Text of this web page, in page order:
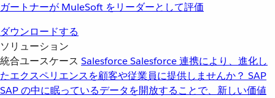
ガートナーが MuleSoft をリーダーとして評価
ダウンロードする
ソリューション
統合ユースケース SalesforceSalesforce 連携により、進化し
たエクスペリエンスを顧客や従業員に提供しませんか？ SAP
SAP の中に眠っているデータを開放することで、新しい価値